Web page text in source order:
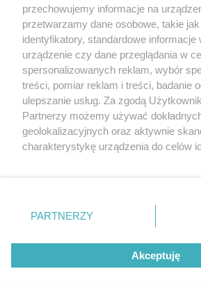
Żaden utwór zamieszczony w serwisie nie
rozpowszechniany lub dalej rozpowszechniany
przechowujemy informacje na
przetwarzamy dane osobowe, takie
identyfikatory, standardowe informacje
urządzenie czy dane przeglądania w
spersonalizowanych reklam, wybór
treści, pomiar reklam i treści, badanie
ulepszanie usług. Za zgodą
Partnerzy możemy używać
geolokalizacyjnych oraz aktywnie
charakterystykę urządzenia do celów
zmienić/wycofać klikając przycisk
znajdujący się w lewym dolnym rogu
rodzaje przetwarzania danych nie
użytkownika, ale masz prawo
przetwarzaniu. Preferencje będą
PARTNERZY
Akceptuję